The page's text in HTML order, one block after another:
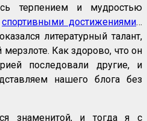
терпением и мудростью
спортивными достижениями…
литературный талант,
Как здорово, что он
последовали другие, и
нашего блога без
знаменитой, и тогда я с